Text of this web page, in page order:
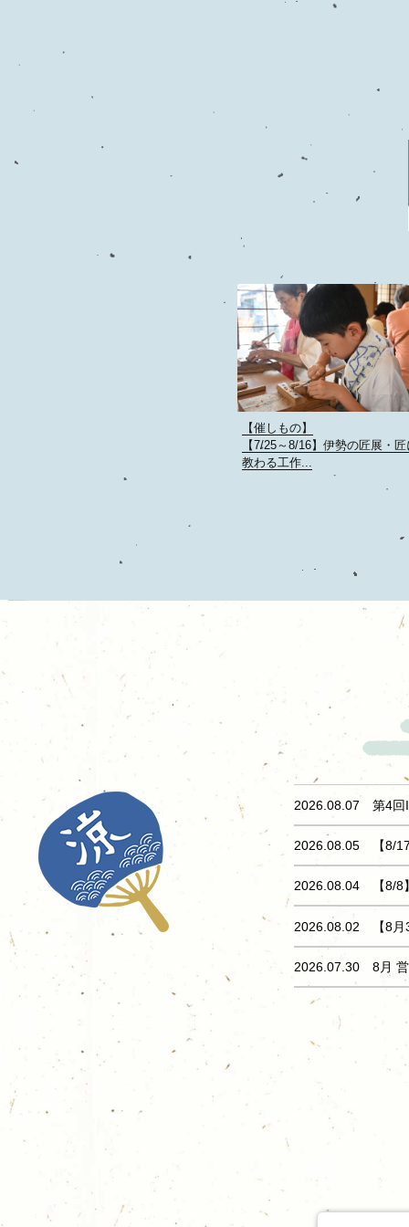
【催しもの】
【7/25～8/16】伊勢の匠展・
教わる工作...
2026.08.07 第4回
2026.08.05 【8/17
2026.08.04 【8/8
2026.08.02 【8
2026.07.30 8月 営